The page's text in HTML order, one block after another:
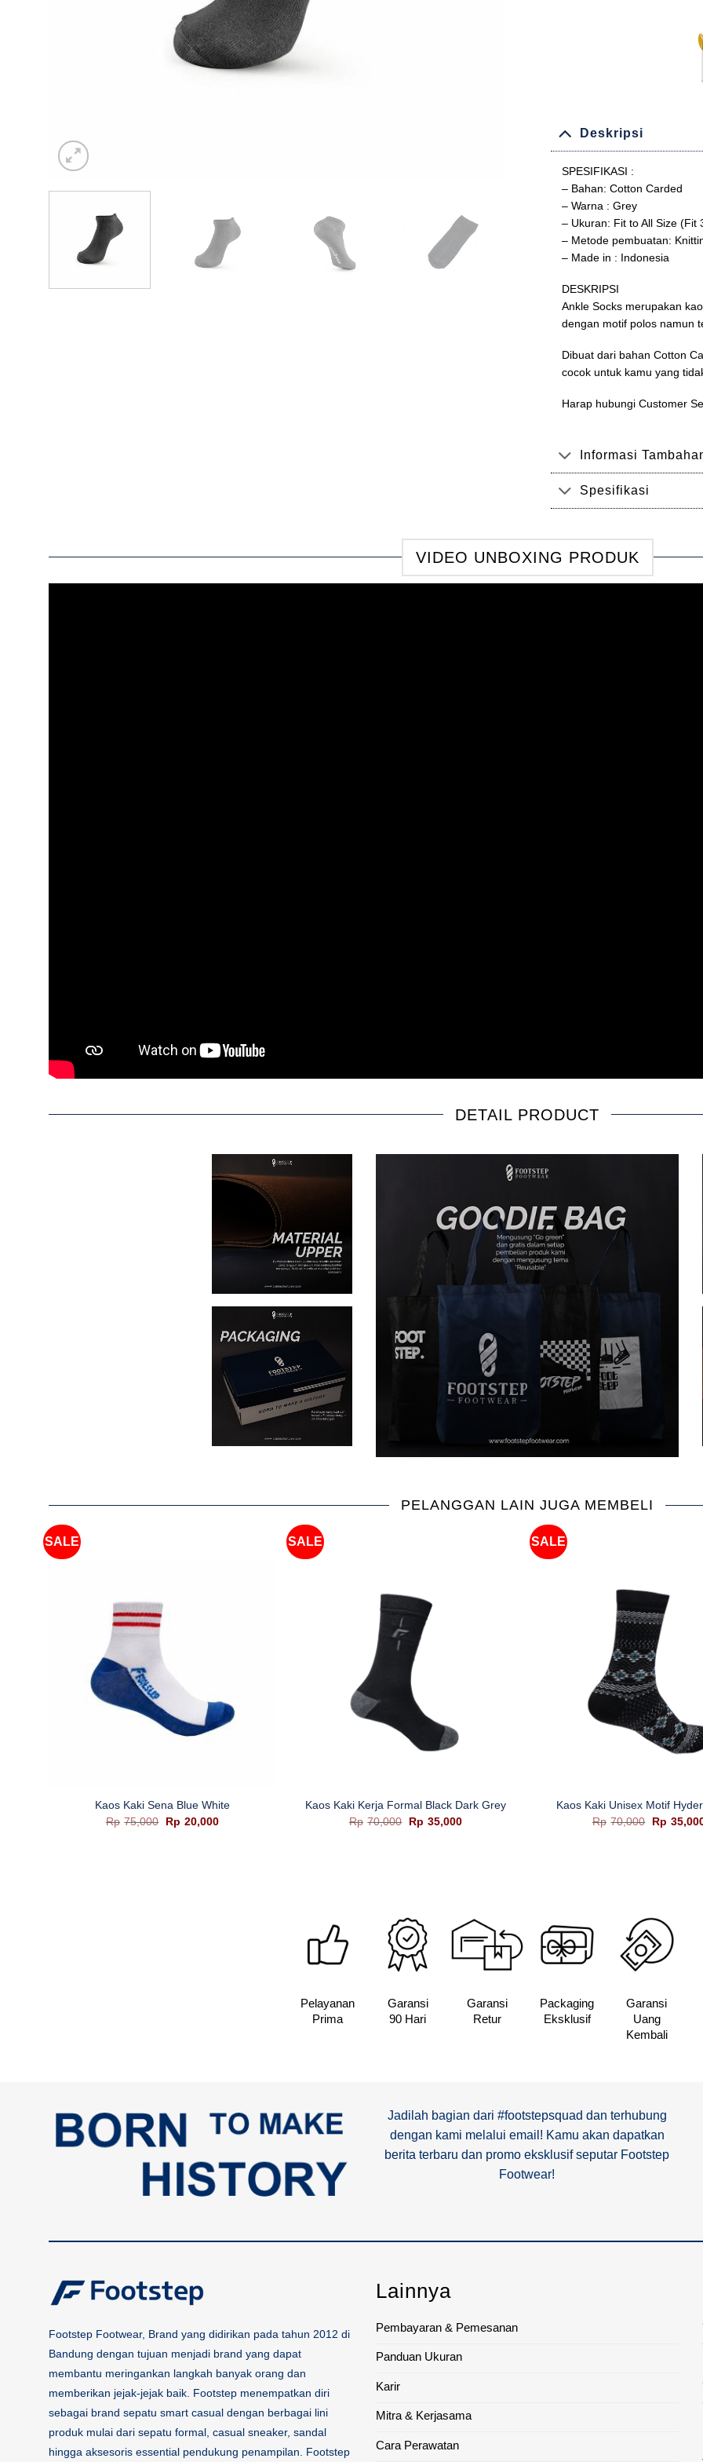
Deskripsi
SPESIFIKASI :
– Bahan: Cotton Carded
– Warna : Grey
– Ukuran: Fit to All Size (Fit
– Metode pembuatan:
– Made in : Indonesia
DESKRIPSI
Ankle Socks merupakan
dengan motif polos namun
Dibuat dari bahan Cotton
cocok untuk kamu yang
Harap hubungi Customer
Informasi
Spesifikasi
VIDEO UNBOXING PRODUK
DETAIL PRODUCT
PELANGGAN LAIN JUGA MEMBELI
SALE
Kaos Kaki Sena Blue White
Rp 75,000
Harga
aslinya
Rp 20,000Harga
SALE
Kaos Kaki Kerja Formal Black Dark Grey
Rp 70,000
Harga
aslinya
Rp 35,000Harga
SALE
Kaos Kaki Unisex Motif
Rp 70,000
Harga
aslinya
Rp
Pelayanan
Prima
Garansi
90 Hari
Garansi
Retur
Packaging
Eksklusif
Garansi
Uang
Kembali
Jadilah bagian dari #footstepsquad dan terhubung
dengan kami melalui email! Kamu akan dapatkan
berita terbaru dan promo eksklusif seputar Footstep
Footwear!
Footstep Footwear, Brand yang didirikan pada tahun 2012 di
Bandung dengan tujuan menjadi brand yang dapat
membantu meringankan langkah banyak orang dan
memberikan jejak-jejak baik. Footstep menempatkan diri
sebagai brand sepatu smart casual dengan berbagai lini
produk mulai dari sepatu formal, casual sneaker, sandal
hingga aksesoris essential pendukung penampilan. Footstep
Lainnya
Pembayaran & Pemesanan
Panduan Ukuran
Karir
Mitra & Kerjasama
Cara Perawatan